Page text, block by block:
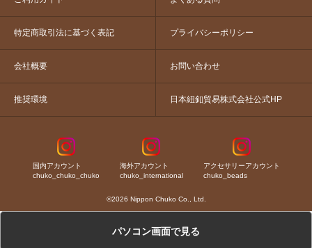
特定商取引法に基づく表記 プライバシーポリシー
会社概要 お問い合わせ
推奨環境 日本紐釦貿易株式会社公式HP
国内アカウント
chuko_chuko_chuko
海外アカウント
chuko_international
アクセサリーアカウント
chuko_beads
©2026 Nippon Chuko Co., Ltd.
パソコン画面で見る